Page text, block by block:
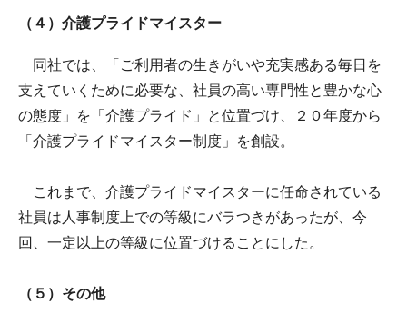
（４）介護プライドマイスター
同社では、「ご利用者の生きがいや充実感ある毎日を
支えていくために必要な、社員の高い専門性と豊かな心
の態度」を「介護プライド」と位置づけ、２０年度から
「介護プライドマイスター制度」を創設。
これまで、介護プライドマイスターに任命されている
社員は人事制度上での等級にバラつきがあったが、今
回、一定以上の等級に位置づけることにした。
（５）その他